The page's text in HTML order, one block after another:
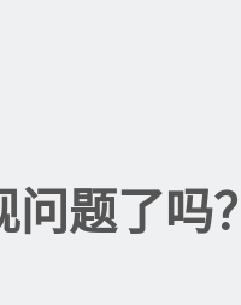
题了吗